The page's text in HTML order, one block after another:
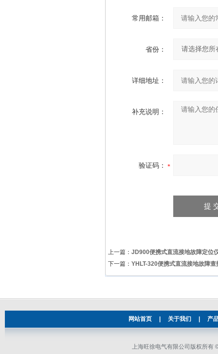
常用邮箱：
省份：
详细地址：
补充说明：
验证码：
上一篇： JD900便携式直流接地故障定位
下一篇： YHLT-320便携式直流接地故障查
网站首页 关于我们 产
上海旺徐电气有限公司版权所有